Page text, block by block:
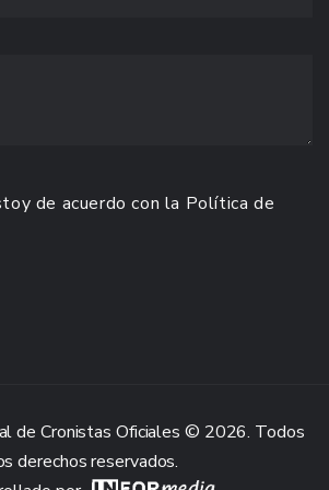
de acuerdo con la Política de
de Cronistas Oficiales © 2026. Todos
derechos reservados.